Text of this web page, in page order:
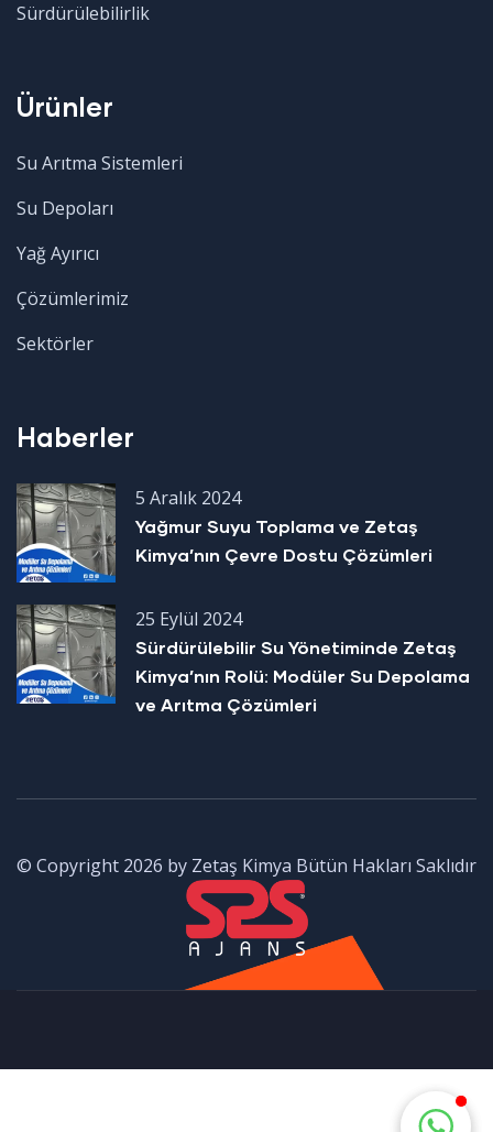
Sürdürülebilirlik
Ürünler
Su Arıtma Sistemleri
Su Depoları
Yağ Ayırıcı
Çözümlerimiz
Sektörler
Haberler
5 Aralık 2024
Yağmur Suyu Toplama ve Zetaş
Kimya’nın Çevre Dostu Çözümleri
25 Eylül 2024
Sürdürülebilir Su Yönetiminde Zetaş
Kimya’nın Rolü: Modüler Su Depolama
ve Arıtma Çözümleri
© Copyright 2026 by Zetaş Kimya Bütün Hakları Saklıdır